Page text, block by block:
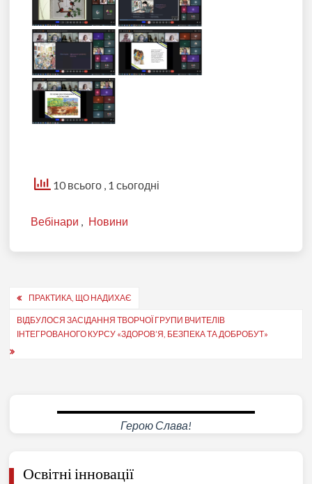
10 всього , 1 сьогодні
Вебінари , Новини
Навігація
записів
ПРАКТИКА, ЩО НАДИХАЄ
ВІДБУЛОСЯ ЗАСІДАННЯ ТВОРЧОЇ ГРУПИ ВЧИТЕЛІВ
ІНТЕГРОВАНОГО КУРСУ «ЗДОРОВ’Я, БЕЗПЕКА ТА ДОБРОБУТ»
Герою Слава!
Освітні інновації